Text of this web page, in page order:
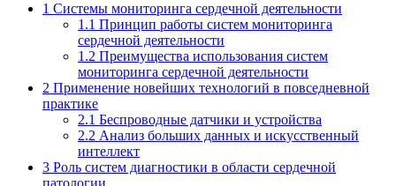
1 Системы мониторинга сердечной деятельности
1.1 Принцип работы систем мониторинга
сердечной деятельности
1.2 Преимущества использования систем
мониторинга сердечной деятельности
2 Применение новейших технологий в повседневной
практике
2.1 Беспроводные датчики и устройства
2.2 Анализ больших данных и искусственный
интеллект
3 Роль систем диагностики в области сердечной